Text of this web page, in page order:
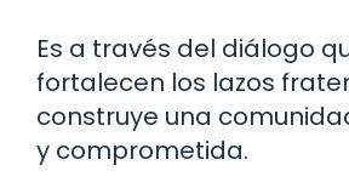
Es a través del diálogo
fortalecen los lazos
construye una
y comprometida.